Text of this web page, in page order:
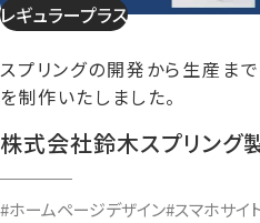
レギュラープラス
スプリングの開発から生産ま
を制作いたしました。
株式会社鈴木スプリング
#ホームページデザイン#スマホサイ